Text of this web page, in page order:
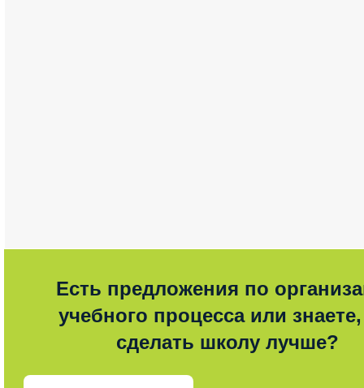
Есть предложения по
учебного процесса или знаете,
сделать школу лучше?